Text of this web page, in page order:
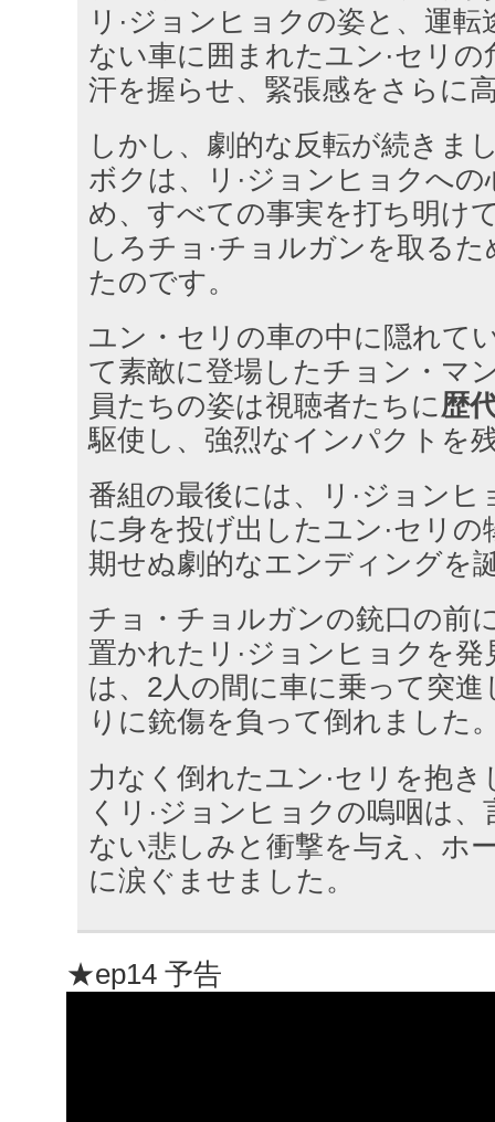
リ·ジョンヒョクの姿と、運
ない車に囲まれたユン·セリ
汗を握らせ、緊張感をさらに
しかし、劇的な反転が続きま
ボクは、リ·ジョンヒョクへ
め、すべての事実を打ち明け
しろチョ·チョルガンを取る
たのです。
ユン・セリの車の中に隠れて
て素敵に登場したチョン・マ
員たちの姿は視聴者たちに歴
駆使し、強烈なインパクトを
番組の最後には、リ·ジョン
に身を投げ出したユン·セリ
期せぬ劇的なエンディングを
チョ・チョルガンの銃口の前
置かれたリ·ジョンヒョクを発
は、2人の間に車に乗って突
りに銃傷を負って倒れました
力なく倒れたユン·セリを抱
くリ·ジョンヒョクの嗚咽は
ない悲しみと衝撃を与え、ホ
に涙ぐませました。
★ep14 予告